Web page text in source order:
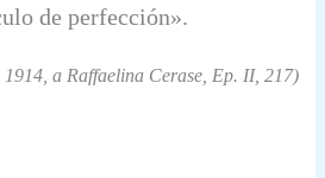
de perfección».
a Raffaelina Cerase, Ep. II, 217)